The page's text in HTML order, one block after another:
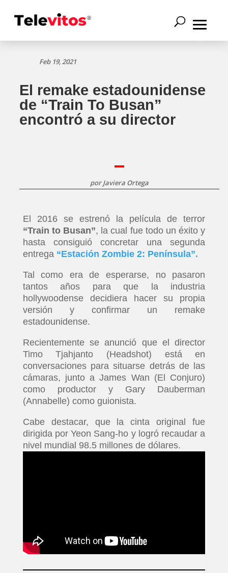
Feb 19, 2021
El remake estadounidense
de “Train To Busan”
encontró a su director
porJaviera Ortega
El 2016 se estrenó la película de terror
“Train to Busan”, la cual fue todo un éxito y
hasta consiguió concretar una segunda
entrega “Estación Zombie 2: Península”.
Tal como era de esperarse, no pasaron
tantos años para que la industria
hollywoodense decidiera hacer su propia
versión y confirmar un remake
estadounidense.
Recientemente se anunció que el director
Timo Tjahjanto (Headshot) está en
conversaciones para situarse detrás de las
cámaras, junto a James Wan (El Conjuro)
como productor y Gary Dauberman
(Annabelle) como guionista.
Cabe destacar, que la cinta original fue
dirigida por Yeon Sang-ho y logró recaudar a
nivel mundial 98.5 millones de dólares.